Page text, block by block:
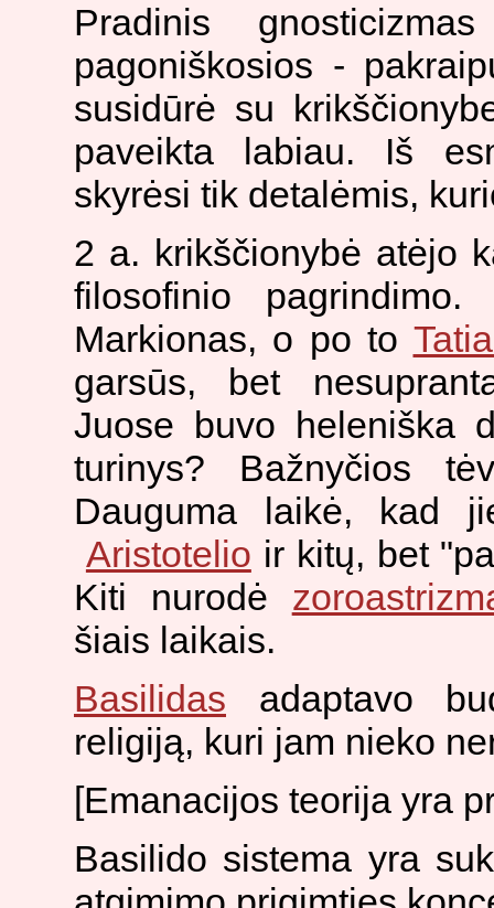
Pradinis
pagoniškosios -
susidūrė su
paveikta labiau. Iš
skyrėsi tik detalėmis,
2 a. krikščionybė atėjo
filosofinio
Markionas, o po to
garsūs, bet
Juose buvo heleniška
turinys? Bažnyčios
Dauguma laikė, kad
Aristotelio ir kitų, bet
Kiti nurodė
šiais laikais.
Basilidas adaptavo
religiją, kuri jam nieko
[Emanacijos teorija yra
Basilido sistema yra